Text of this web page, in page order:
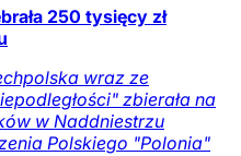
250 tysięcy zł
wraz ze
zbierała na
w Naddniestrzu
Polskiego "Polonia"